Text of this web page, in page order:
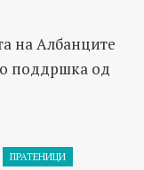
на Албанците
поддршка од
ПРАТЕНИЦИ